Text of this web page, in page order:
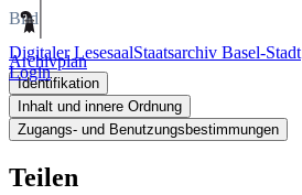
Digitaler LesesaalStaatsarchiv Basel-Stadt
Login
Bild
Archivplan
Identifikation
Inhalt und innere Ordnung
Zugangs- und Benutzungsbestimmungen
Teilen